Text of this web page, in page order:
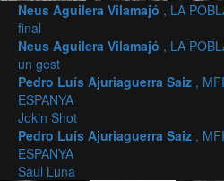
Neus Aguilera Vilamajó , LA
final
Neus Aguilera Vilamajó , LA
un gest
Pedro Luís Ajuriaguerra Saiz ,
ESPANYA
Jokin Shot
Pedro Luís Ajuriaguerra Saiz ,
ESPANYA
Saul Luna